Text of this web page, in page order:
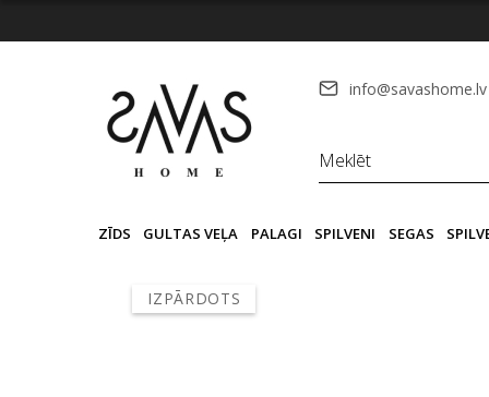
info@savashome.lv
ZĪDS GULTAS VEĻA PALAGI SPILVENI SEGAS
IZPĀRDOTS